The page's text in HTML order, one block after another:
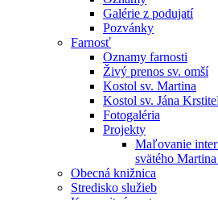
Galérie z podujatí
Pozvánky
Farnosť
Oznamy farnosti
Živý prenos sv. omší
Kostol sv. Martina
Kostol sv. Jána
Fotogaléria
Projekty
Maľovanie
svätého
Obecná knižnica
Stredisko služieb